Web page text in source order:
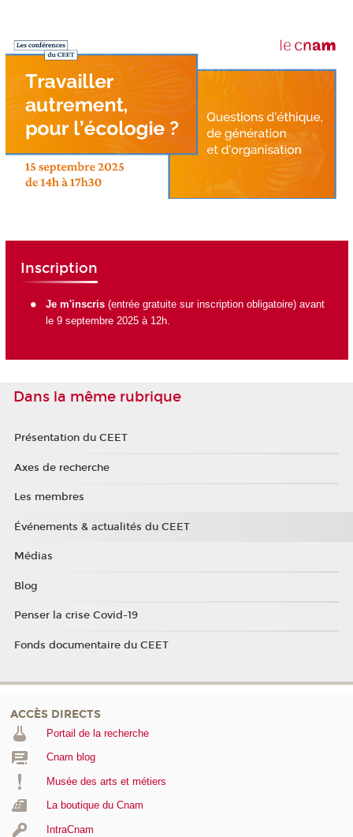
Inscription
Je m'inscris (entrée gratuite sur inscription obligatoire) avant
le 9 septembre 2025 à 12h.
Dans la même rubrique
Présentation du CEET
Axes de recherche
Les membres
Événements & actualités du CEET
Médias
Blog
Penser la crise Covid-19
Fonds documentaire du CEET
ACCÈS DIRECTS
Portail de la recherche
Cnam blog
Musée des arts et métiers
La boutique du Cnam
IntraCnam